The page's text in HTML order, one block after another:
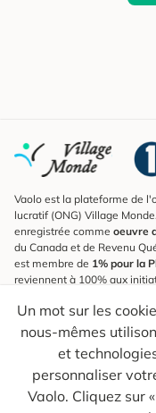
Un mot sur les
nous-mêmes
et
personnaliser
Vaolo. Cliquez sur
Vaolo est la plateforme de
lucratif (ONG) Village
enregistrée comme oeuvre
du Canada et de Revenu
est membre de 1% pour la
reviennent à 100% aux
S'inscrire à l'infolettre
Pour connaître les
astuces pour des voyages
Ton courriel